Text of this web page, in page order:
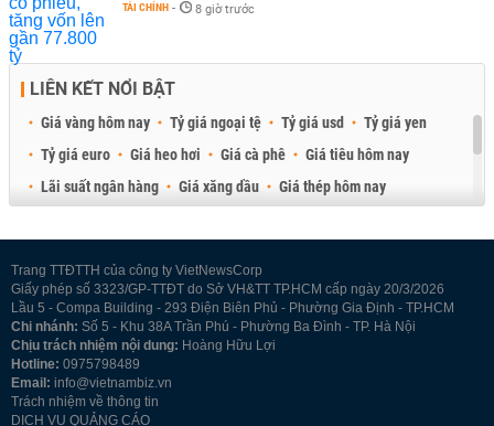
TÀI CHÍNH - 8 giờ trước
LIÊN KẾT NỔI BẬT
Giá vàng hôm nay Tỷ giá ngoại tệ Tỷ giá usd
Tỷ giá yen
Tỷ giá euro
Giá heo hơi Giá cà phê
Giá tiêu hôm nay
Lãi suất ngân hàng
Giá xăng dầu
Giá thép hôm nay
Trang TTĐTTH của công ty VietNewsCorp
Giấy phép số 3323/GP-TTĐT do Sở VH&TT TP.HCM cấp ngày 20/3/2026
Lầu 5 - Compa Building - 293 Điện Biên Phủ - Phường Gia Định - TP.HCM
Chi nhánh: Số 5 - Khu 38A Trần Phú - Phường Ba Đình - TP. Hà Nội
Chịu trách nhiệm nội dung: Hoàng Hữu Lợi
Hotline: 0975798489
Email: info@vietnambiz.vn
Trách nhiệm về thông tin
DỊCH VỤ QUẢNG CÁO